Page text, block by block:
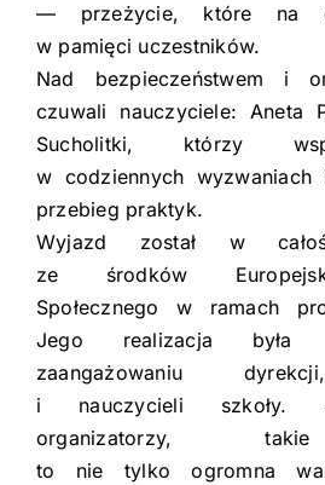
— przeżycie, które na
w pamięci uczestników.
Nad bezpieczeństwem i
czuwali nauczyciele: Aneta
Sucholitki, którzy
w codziennych
przebieg praktyk.
Wyjazd został w
ze środków
Społecznego w ramach
Jego realizacja była
zaangażowaniu
i nauczycieli szkoły.
organizatorzy,
to nie tylko ogromna